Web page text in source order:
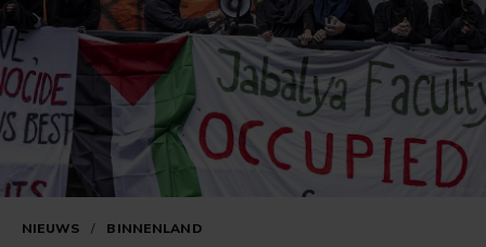
NIEUWS / BINNENLAND